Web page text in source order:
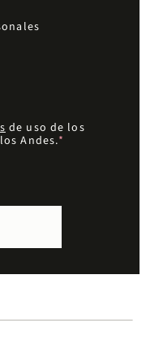
de uso de los
Andes.